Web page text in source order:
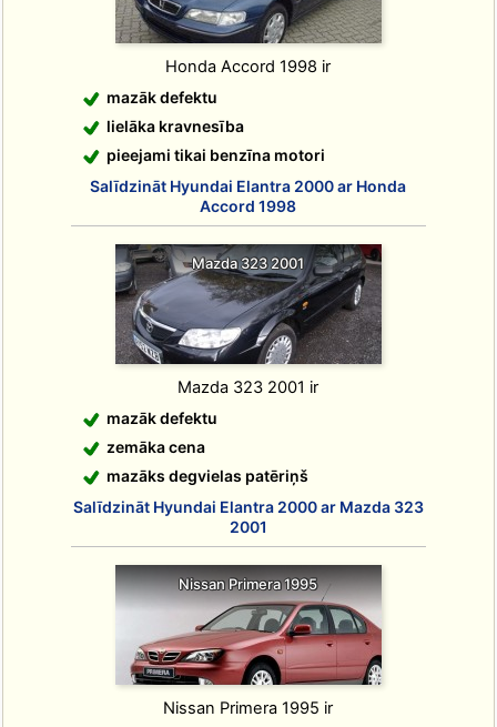
Honda Accord 1998 ir
mazāk defektu
lielāka kravnesība
pieejami tikai benzīna motori
Salīdzināt Hyundai Elantra 2000 ar Honda
Accord 1998
Mazda 323 2001
Mazda 323 2001 ir
mazāk defektu
zemāka cena
mazāks degvielas patēriņš
Salīdzināt Hyundai Elantra 2000 ar Mazda 323
2001
Nissan Primera 1995
Nissan Primera 1995 ir